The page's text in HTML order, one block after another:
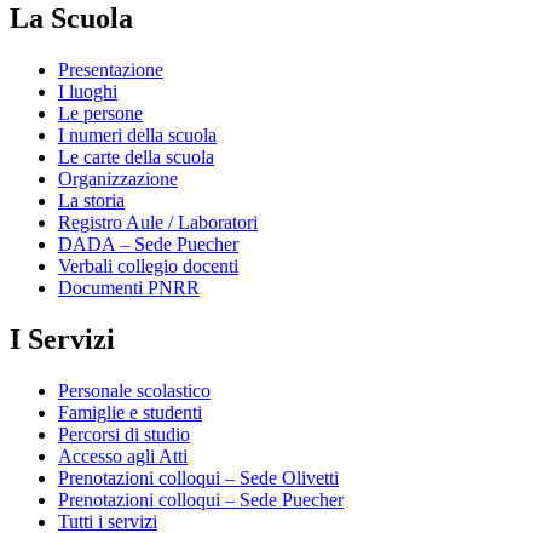
La Scuola
Presentazione
I luoghi
Le persone
I numeri della scuola
Le carte della scuola
Organizzazione
La storia
Registro Aule / Laboratori
DADA – Sede Puecher
Verbali collegio docenti
Documenti PNRR
I Servizi
Personale scolastico
Famiglie e studenti
Percorsi di studio
Accesso agli Atti
Prenotazioni colloqui – Sede Olivetti
Prenotazioni colloqui – Sede Puecher
Tutti i servizi